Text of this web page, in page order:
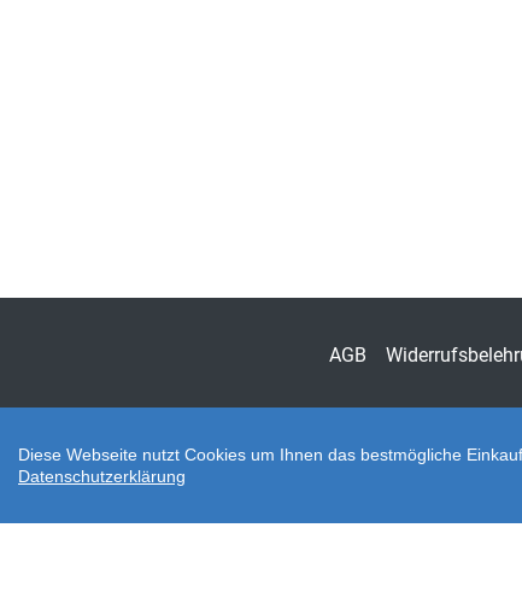
AGB
Diese Webseite nutzt Cookies um Ihnen das bestmögliche
Datenschutzerklärung